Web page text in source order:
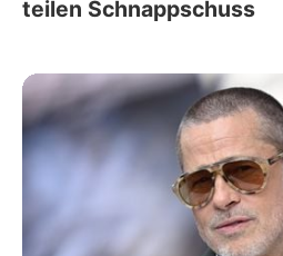
teilen Schnappschuss